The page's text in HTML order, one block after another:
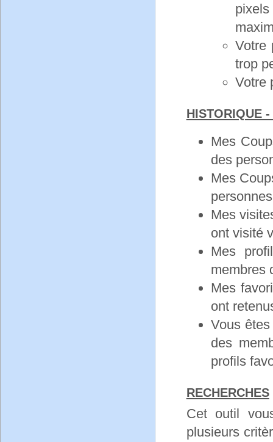
Votre
trop
Votre
HISTORIQUE -
Mes
des
Mes
Mes
ont visité
Mes
membres
Mes
ont
Vous
des
profils
RECHERCHES
Cet outil
plusieurs